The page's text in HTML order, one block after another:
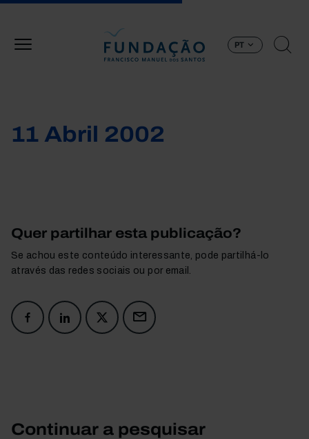
PT
11 Abril 2002
Quer partilhar esta publicação?
Se achou este conteúdo interessante, pode partilhá-lo
através das redes sociais ou por email.
Continuar a pesquisar